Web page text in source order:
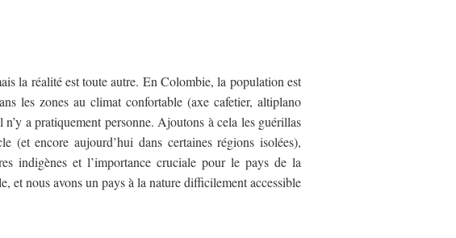
la réalité est toute autre. En Colombie, la population est
les zones au climat confortable (axe cafetier, altiplano
a pratiquement personne. Ajoutons à cela les guérillas
encore aujourd’hui dans certaines régions isolées),
indigènes et l’importance cruciale pour le pays de la
et nous avons un pays à la nature difficilement accessible